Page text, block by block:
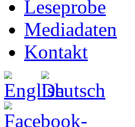
Leseprobe
Mediadaten
Kontakt